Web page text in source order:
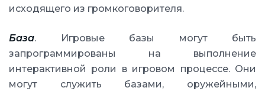
исходящего из громкоговорителя.
База. Игровые базы могут быть
запрограммированы на выполнение
интерактивной роли в игровом процессе. Они
могут служить базами, оружейными,